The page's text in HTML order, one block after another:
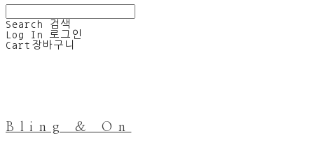
Search
검색
Log In
로그인
Cart 장바구니
Bling & On